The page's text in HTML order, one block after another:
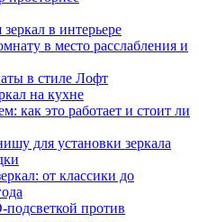
в интерьере
в место расслабления и
в стиле Лофт
на кухне
как это работает и стоит ли
для установки зеркала
от классики до
подсветкой против